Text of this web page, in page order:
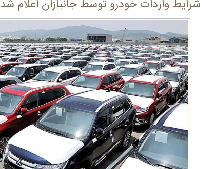
شرایط واردات خودرو توسط جانبازان اعلام شد